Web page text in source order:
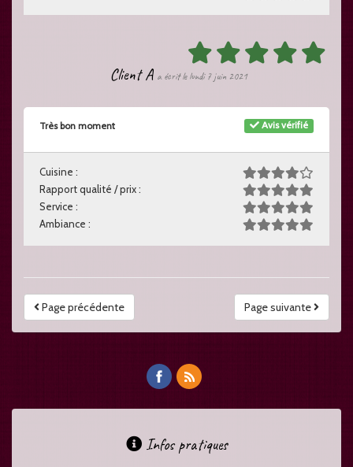
Client A a écrit le lundi 7 juin 2021
Avis vérifié
Très bon moment
Cuisine :
Rapport qualité / prix :
Service :
Ambiance :
Page suivante
Page précédente
Infos pratiques